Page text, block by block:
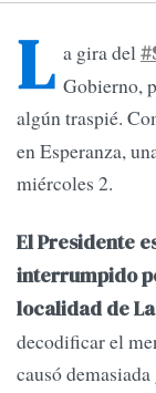
L a gira del
Gobierno,
algún traspié.
en Esperanza,
miércoles 2.
El Presidente
interrumpido
localidad de
decodificar el
causó